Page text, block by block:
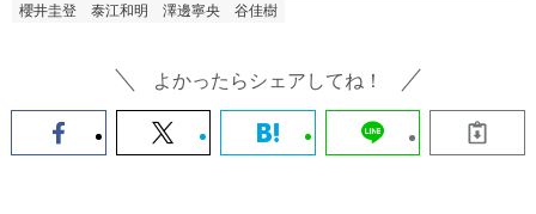
櫻井圭登
泰江和明 澤邊寧央 谷佳樹
よかったらシェアしてね！